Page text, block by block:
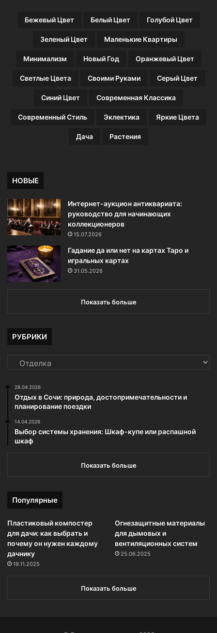
Бежевый Цвет Белый Цвет Голубой Цвет
Зеленый Цвет Маленькие Квартиры
Минимализм Новый Год Оранжевый Цвет
Светлые Цвета Своими Руками Серый Цвет
Синий Цвет Современная Классика
Современный Стиль Эклектика Яркие Цвета
Дача Растения
НОВЫЕ
Интернет-аукцион антиквариата:
руководство для начинающих
коллекционеров
15.07.2026
Гадание да или нет на картах Таро и
игральных картах
31.05.2026
Показать больше
РУБРИКИ
РУБРИКИ
28.04.2026
Отдых в Сочи: природа, достопримечательности и
планирование поездки
14.04.2026
Выбор системы хранения: Шкаф-купе или распашной
шкаф
Показать больше
Популярные
Пластиковый компостер
для дачи: как выбрать и
почему он нужен каждому
дачнику
19.11.2025
Огнезащитные материалы
для дымовых и
вентиляционных систем
25.06.2025
Показать больше